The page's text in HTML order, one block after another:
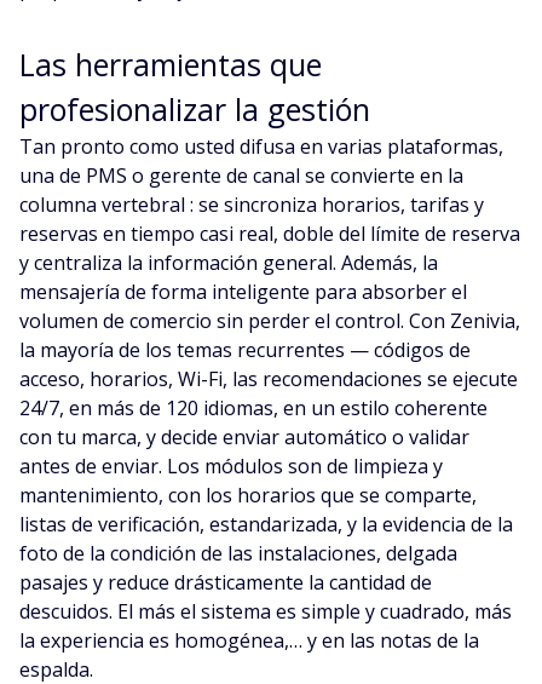
Las herramientas que
profesionalizar la gestión
Tan pronto como usted difusa en varias plataformas,
una de PMS o gerente de canal se convierte en la
columna vertebral : se sincroniza horarios, tarifas y
reservas en tiempo casi real, doble del límite de reserva
y centraliza la información general. Además, la
mensajería de forma inteligente para absorber el
volumen de comercio sin perder el control. Con Zenivia,
la mayoría de los temas recurrentes — códigos de
acceso, horarios, Wi-Fi, las recomendaciones se ejecute
24/7, en más de 120 idiomas, en un estilo coherente
con tu marca, y decide enviar automático o validar
antes de enviar. Los módulos son de limpieza y
mantenimiento, con los horarios que se comparte,
listas de verificación, estandarizada, y la evidencia de la
foto de la condición de las instalaciones, delgada
pasajes y reduce drásticamente la cantidad de
descuidos. El más el sistema es simple y cuadrado, más
la experiencia es homogénea,… y en las notas de la
espalda.